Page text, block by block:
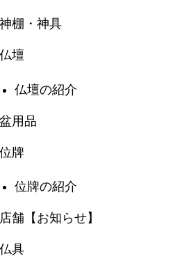
神棚・神具
仏壇
仏壇の紹介
盆用品
位牌
位牌の紹介
店舗【お知らせ】
仏具